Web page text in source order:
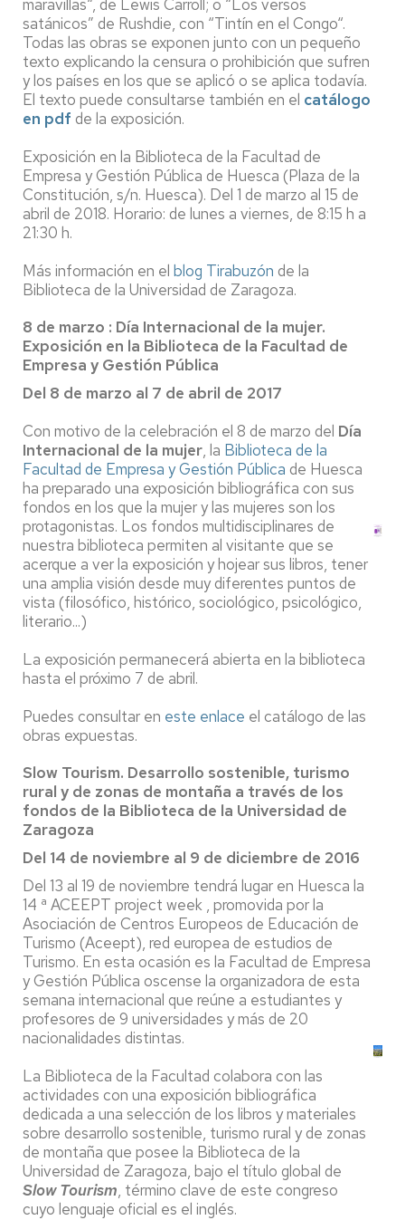
maravillas“, de Lewis Carroll; o “Los versos
satánicos” de Rushdie, con “Tintín en el Congo“.
Todas las obras se exponen junto con un pequeño
texto explicando la censura o prohibición que sufren
y los países en los que se aplicó o se aplica todavía.
El texto puede consultarse también en el catálogo
en pdf de la exposición.
Exposición en la Biblioteca de la Facultad de
Empresa y Gestión Pública de Huesca (Plaza de la
Constitución, s/n. Huesca). Del 1 de marzo al 15 de
abril de 2018. Horario: de lunes a viernes, de 8:15 h a
21:30 h.
Más información en el blog Tirabuzón de la
Biblioteca de la Universidad de Zaragoza.
8 de marzo : Día Internacional de la mujer.
Exposición en la Biblioteca de la Facultad de
Empresa y Gestión Pública
Del 8 de marzo al 7 de abril de 2017
Con motivo de la celebración el 8 de marzo del Día
Internacional de la mujer, la Biblioteca de la
Facultad de Empresa y Gestión Pública de Huesca
ha preparado una exposición bibliográfica con sus
fondos en los que la mujer y las mujeres son los
protagonistas. Los fondos multidisciplinares de
nuestra biblioteca permiten al visitante que se
acerque a ver la exposición y hojear sus libros, tener
una amplia visión desde muy diferentes puntos de
vista (filosófico, histórico, sociológico, psicológico,
literario...)
La exposición permanecerá abierta en la biblioteca
hasta el próximo 7 de abril.
Puedes consultar en este enlace el catálogo de las
obras expuestas.
Slow Tourism. Desarrollo sostenible, turismo
rural y de zonas de montaña a través de los
fondos de la Biblioteca de la Universidad de
Zaragoza
Del 14 de noviembre al 9 de diciembre de 2016
Del 13 al 19 de noviembre tendrá lugar en Huesca la
14 ª ACEEPT project week , promovida por la
Asociación de Centros Europeos de Educación de
Turismo (Aceept), red europea de estudios de
Turismo. En esta ocasión es la Facultad de Empresa
y Gestión Pública oscense la organizadora de esta
semana internacional que reúne a estudiantes y
profesores de 9 universidades y más de 20
nacionalidades distintas.
La Biblioteca de la Facultad colabora con las
actividades con una exposición bibliográfica
dedicada a una selección de los libros y materiales
sobre desarrollo sostenible, turismo rural y de zonas
de montaña que posee la Biblioteca de la
Universidad de Zaragoza, bajo el título global de
Slow Tourism, término clave de este congreso
cuyo lenguaje oficial es el inglés.